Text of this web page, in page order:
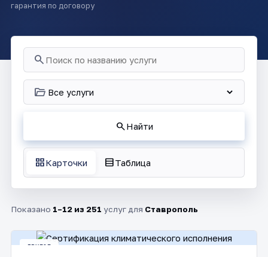
гарантия по договору
search
folder_open
searchНайти
grid_viewКарточки table_rowsТаблица
Показано 1–12 из 251 услуг для Ставрополь
ДРУГОЕ